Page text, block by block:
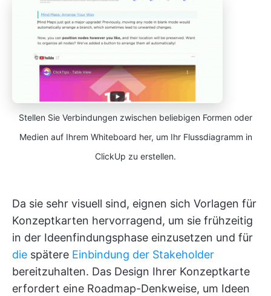
Stellen Sie Verbindungen zwischen beliebigen Formen oder
Medien auf Ihrem Whiteboard her, um Ihr Flussdiagramm in
ClickUp zu erstellen.
Da sie sehr visuell sind, eignen sich Vorlagen für
Konzeptkarten hervorragend, um sie frühzeitig
in der Ideenfindungsphase einzusetzen und für
die spätere Einbindung der Stakeholder
bereitzuhalten. Das Design Ihrer Konzeptkarte
erfordert eine Roadmap-Denkweise, um Ideen